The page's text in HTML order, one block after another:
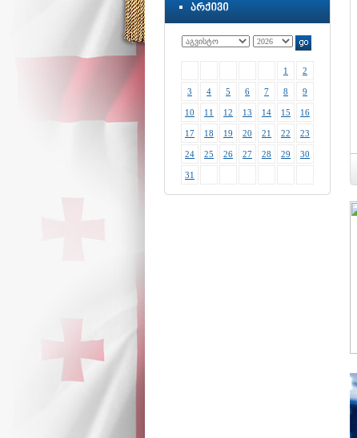
1 2
3 4 5 6 7 8 9
10 11 12 13 14 15 16
17 18 19 20 21 22 23
24 25 26 27 28 29 30
31